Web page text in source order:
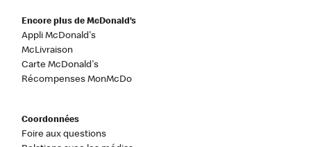
Encore plus de McDonald’s
Appli McDonald's
McLivraison
Carte McDonald's
Récompenses MonMcDo
Coordonnées
Foire aux questions